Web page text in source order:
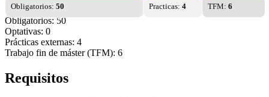
Obligatorios: 50 Practicas:4 TFM:6
Obligatorios: 50
Optativas: 0
Prácticas externas: 4
Trabajo fin de máster (TFM): 6
Requisitos